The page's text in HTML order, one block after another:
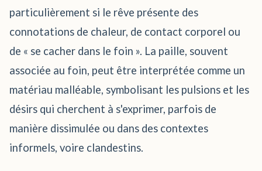
particulièrement si le rêve présente des
connotations de chaleur, de contact corporel ou
de « se cacher dans le foin ». La paille, souvent
associée au foin, peut être interprétée comme un
matériau malléable, symbolisant les pulsions et les
désirs qui cherchent à s'exprimer, parfois de
manière dissimulée ou dans des contextes
informels, voire clandestins.